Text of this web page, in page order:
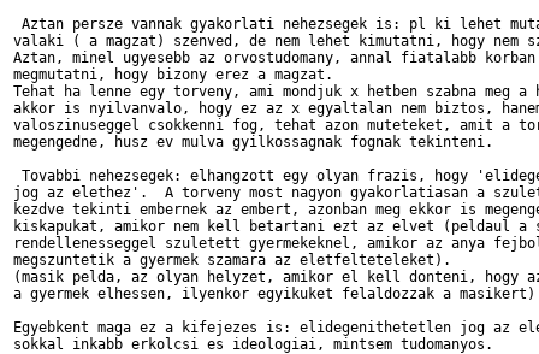
Aztan persze vannak gyakorlati nehezsegek is: pl ki lehet
valaki ( a magzat) szenved, de nem lehet kimutatni, hogy nem
Aztan, minel ugyesebb az orvostudomany, annal fiatalabb
megmutatni, hogy bizony erez a magzat.
Tehat ha lenne egy torveny, ami mondjuk x hetben szabna meg
akkor is nyilvanvalo, hogy ez az x egyaltalan nem biztos,
valoszinuseggel csokkenni fog, tehat azon muteteket, amit a
megengedne, husz ev mulva gyilkossagnak fognak tekinteni.
Tovabbi nehezsegek: elhangzott egy olyan frazis, hogy
jog az elethez'.  A torveny most nagyon gyakorlatiasan a
kezdve tekinti embernek az embert, azonban meg ekkor is
kiskapukat, amikor nem kell betartani ezt az elvet (peldaul a
rendellenesseggel szuletett gyermekeknel, amikor az anya
megszuntetik a gyermek szamara az eletfelteteleket).
(masik pelda, az olyan helyzet, amikor el kell donteni, hogy
a gyermek elhessen, ilyenkor egyikuket felaldozzak a masikert)
Egyebkent maga ez a kifejezes is: elidegenithetetlen jog az
sokkal inkabb erkolcsi es ideologiai, mintsem tudomanyos.